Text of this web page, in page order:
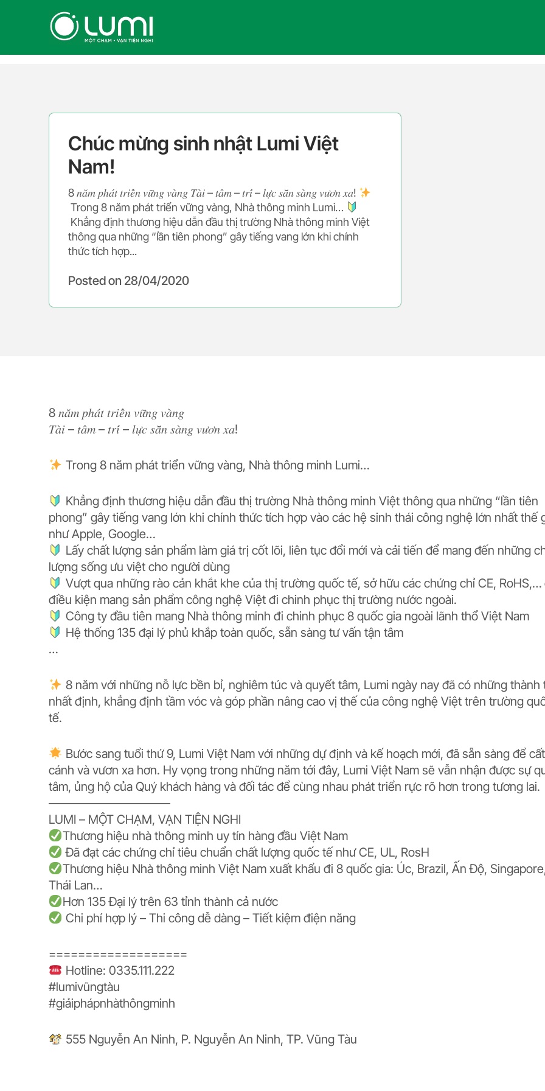
Chúc mừng sinh nhật Lumi Việt
Nam!
8 𝑛𝑎̆𝑚 𝑝ℎ𝑎́𝑡 𝑡𝑟𝑖𝑒̂̉𝑛 𝑣𝑢̛̃𝑛𝑔 𝑣𝑎̀𝑛𝑔 𝑇𝑎̀𝑖 – 𝑡𝑎̂𝑚 – 𝑡𝑟𝑖́ – 𝑙𝑢̛̣𝑐 𝑠𝑎̆̃𝑛 𝑠𝑎̀𝑛𝑔 𝑣𝑢̛𝑜̛𝑛 𝑥𝑎!
Trong 8 năm phát triển vững vàng, Nhà thông minh Lumi…
Khẳng định thương hiệu dẫn đầu thị trường Nhà thông minh Việt
thông qua những “lần tiên phong” gây tiếng vang lớn khi chính
thức tích hợp...
Posted on 28/04/2020
8 𝑛𝑎̆𝑚 𝑝ℎ𝑎́𝑡 𝑡𝑟𝑖𝑒̂̉𝑛 𝑣𝑢̛̃𝑛𝑔 𝑣𝑎̀𝑛𝑔
𝑇𝑎̀𝑖 – 𝑡𝑎̂𝑚 – 𝑡𝑟𝑖́ – 𝑙𝑢̛̣𝑐 𝑠𝑎̆̃𝑛 𝑠𝑎̀𝑛𝑔 𝑣𝑢̛𝑜̛𝑛 𝑥𝑎!
Trong 8 năm phát triển vững vàng, Nhà thông minh Lumi…
Khẳng định thương hiệu dẫn đầu thị trường Nhà thông minh Việt thông qua những “lần tiên
phong” gây tiếng vang lớn khi chính thức tích hợp vào các hệ sinh thái công nghệ lớn nhất thế
như Apple, Google…
Lấy chất lượng sản phẩm làm giá trị cốt lõi, liên tục đổi mới và cải tiến để mang đến những
lượng sống ưu việt cho người dùng
Vượt qua những rào cản khắt khe của thị trường quốc tế, sở hữu các chứng chỉ CE, RoHS,…
điều kiện mang sản phẩm công nghệ Việt đi chinh phục thị trường nước ngoài.
Công ty đầu tiên mang Nhà thông minh đi chinh phục 8 quốc gia ngoài lãnh thổ Việt Nam
Hệ thống 135 đại lý phủ khắp toàn quốc, sẵn sàng tư vấn tận tâm
…
8 năm với những nỗ lực bền bỉ, nghiêm túc và quyết tâm, Lumi ngày nay đã có những thành
nhất định, khẳng định tầm vóc và góp phần nâng cao vị thế của công nghệ Việt trên trường
tế.
Bước sang tuổi thứ 9, Lumi Việt Nam với những dự định và kế hoạch mới, đã sẵn sàng để cất
cánh và vươn xa hơn. Hy vọng trong những năm tới đây, Lumi Việt Nam sẽ vẫn nhận được sự
tâm, ủng hộ của Quý khách hàng và đối tác để cùng nhau phát triển rực rõ hơn trong tương lai.
——————————
LUMI – MỘT CHẠM, VẠN TIỆN NGHI
Thương hiệu nhà thông minh uy tín hàng đầu Việt Nam
Đã đạt các chứng chỉ tiêu chuẩn chất lượng quốc tế như CE, UL, RosH
Thương hiệu Nhà thông minh Việt Nam xuất khẩu đi 8 quốc gia: Úc, Brazil, Ấn Độ,
Thái Lan…
Hơn 135 Đại lý trên 63 tỉnh thành cả nước
Chi phí hợp lý – Thi công dễ dàng – Tiết kiệm điện năng
===================
Hotline: 0335.111.222
#lumivũngtàu
#giảiphápnhàthôngminh
555 Nguyễn An Ninh, P. Nguyễn An Ninh, TP. Vũng Tàu